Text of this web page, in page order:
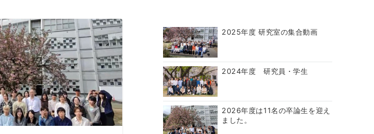
2025年度 研究室の集合動画
2024年度 研究員・学生
2026年度は11名の卒論生を迎え
ました。